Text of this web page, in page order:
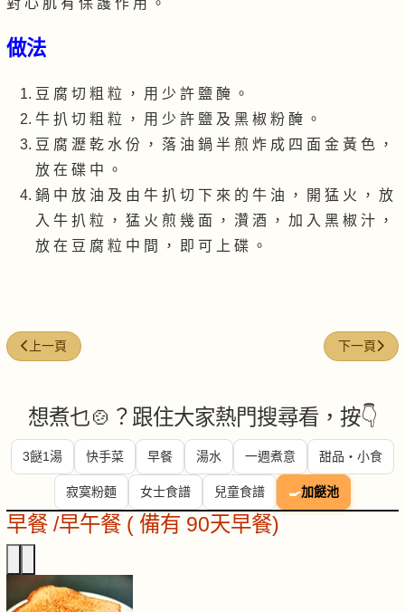
對 心 肌 有 保 護 作 用 。
做法
豆 腐 切 粗 粒 ， 用 少 許 鹽 醃 。
牛 扒 切 粗 粒 ， 用 少 許 鹽 及 黑 椒 粉 醃 。
豆 腐 瀝 乾 水 份 ， 落 油 鍋 半 煎 炸 成 四 面 金 黃 色 ，
放 在 碟 中 。
鍋 中 放 油 及 由 牛 扒 切 下 來 的 牛 油 ， 開 猛 火 ， 放
入 牛 扒 粒 ， 猛 火 煎 幾 面 ， 灒 酒 ， 加 入 黑 椒 汁 ，
放 在 豆 腐 粒 中 間 ， 即 可 上 碟 。
上一篇文章: 薯蓉牛肉
上一頁 下一篇文章
下一頁
想煮乜🍲？跟住大家熱門搜尋看，按👇
3餸1湯 快手菜 早餐 湯水 一週煮意 甜品・小食
寂寞粉麵 女士食譜 兒童食譜 🍳加餸池
早餐 /早午餐 ( 備有 90天早餐)